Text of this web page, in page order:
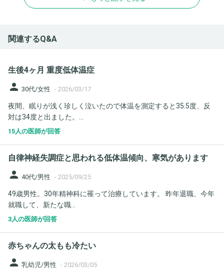
関連するQ&A
生後4ヶ月 重度低体温症
person 30代/女性 - 2026/03/17
夜間、眠りが浅く珍しく泣いたので体温を測定すると35.5度、反
対は34度と出ました。...
15人の医師が回答
自律神経失調症と思われる低体温傾向、寒気があります
person 40代/男性 - 2025/09/25
49歳男性。30年精神科に罹って治療しています。 昨年退職、今年
就職して、新たな職...
3人の医師が回答
赤ちゃんの太もも冷たい
person 乳幼児/男性 - 2026/03/05